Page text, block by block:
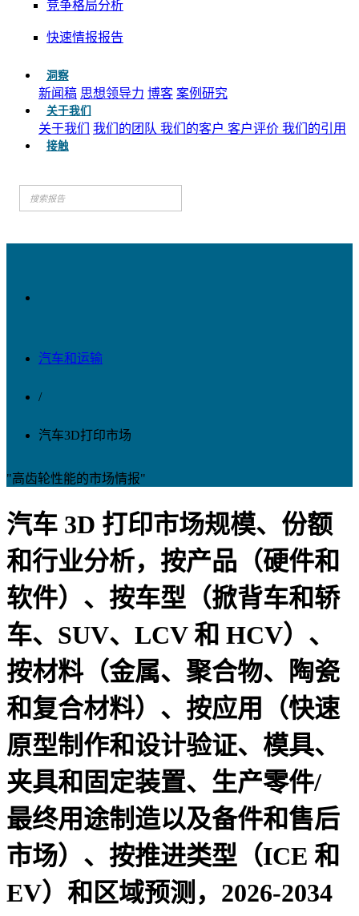
竞争格局分析
快速情报报告
洞察
新闻稿 思想领导力 博客 案例研究
关于我们
关于我们 我们的团队 我们的客户 客户评价 我们的引用
接触
汽车和运输
/
汽车3D打印市场
"高齿轮性能的市场情报"
汽车 3D 打印市场规模、份额
和行业分析，按产品（硬件和
软件）、按车型（掀背车和轿
车、SUV、LCV 和 HCV）、
按材料（金属、聚合物、陶瓷
和复合材料）、按应用（快速
原型制作和设计验证、模具、
夹具和固定装置、生产零件/
最终用途制造以及备件和售后
市场）、按推进类型（ICE 和
EV）和区域预测，2026-2034